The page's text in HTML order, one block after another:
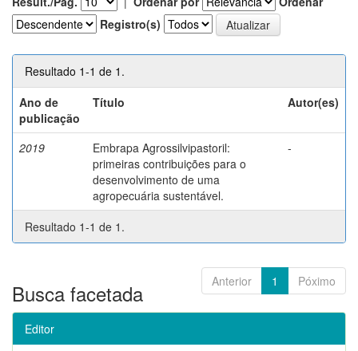
Registro(s)
Resultado 1-1 de 1.
Ano de
publicação
Título Autor(es)
2019
Embrapa Agrossilvipastoril:
primeiras contribuições para o
desenvolvimento de uma
agropecuária sustentável.
-
Resultado 1-1 de 1.
Anterior 1 Póximo
Busca facetada
Editor